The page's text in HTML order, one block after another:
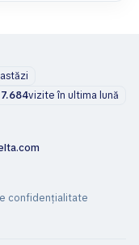
7.684vizite în ultima lună
confidențialitate